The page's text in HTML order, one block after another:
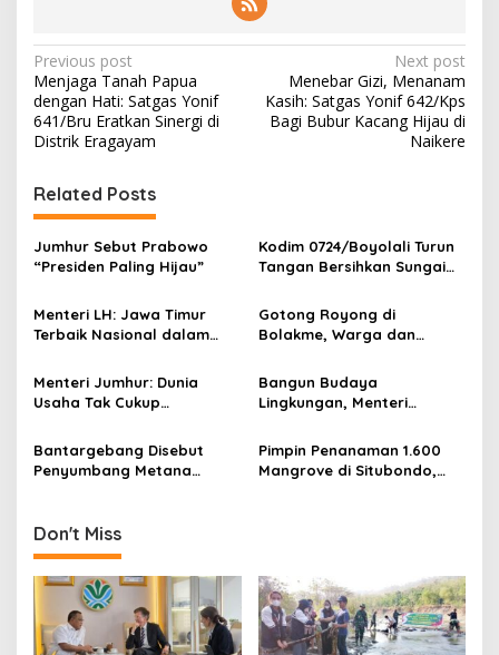
P
o
s
n
a
v
g
a
t
i
o
n
Previous post
Menjaga Tanah Papua
dengan Hati: Satgas Yonif
641/Bru Eratkan Sinergi di
Distrik Eragayam
Next post
Menebar Gizi, Menanam
Kasih: Satgas Yonif 642/Kps
Bagi Bubur Kacang Hijau di
Naikere
Related Posts
Jumhur Sebut Prabowo
“Presiden Paling Hijau”
Kodim 0724/Boyolali Turun
Tangan Bersihkan Sungai
Menteri LH: Jawa Timur
Terbaik Nasional dalam
Perlindungan Lingkungan
Gotong Royong di
Bolakme, Warga dan
Lingkungan demi Kampung
yang Lebih Sehat
Menteri Jumhur: Dunia
Usaha Tak Cukup
Menanam untuk Menebus
Jejak Ekologis
Bangun Budaya
Lingkungan, Menteri
Perilaku Jadi Kunci Atasi
Krisis Iklim
Bantargebang Disebut
Penyumbang Metana
Kelola Sampah
Pimpin Penanaman 1.600
Mangrove di Situbondo,
Don't Miss